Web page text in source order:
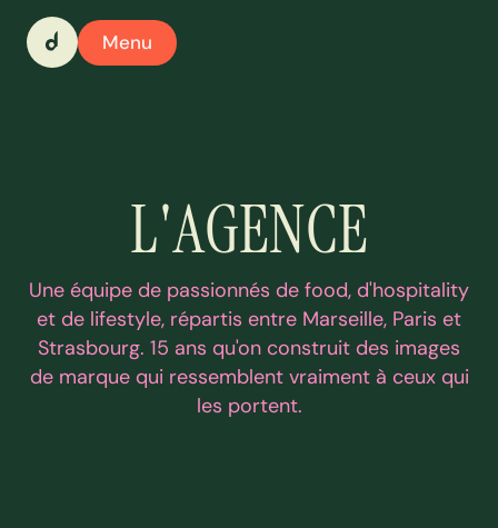
Menu
L'AGENCE
Une équipe de passionnés de food, d'hospitality
et de lifestyle, répartis entre Marseille, Paris et
Strasbourg. 15 ans qu'on construit des images
de marque qui ressemblent vraiment à ceux qui
les portent.